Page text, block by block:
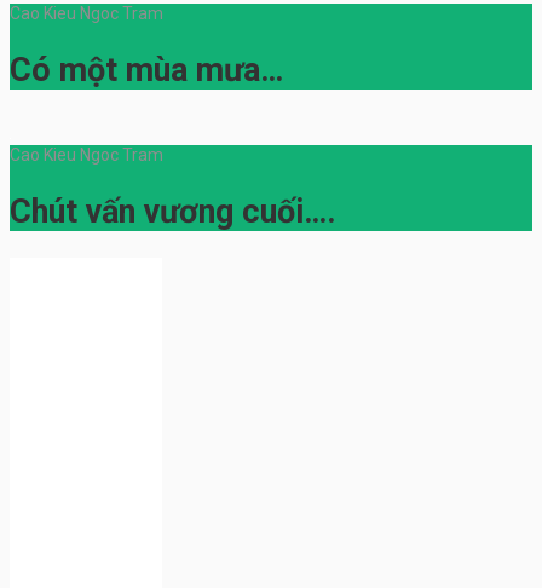
Cao Kieu Ngoc Tram
Có một mùa mưa…
Cao Kieu Ngoc Tram
Chút vấn vương cuối….